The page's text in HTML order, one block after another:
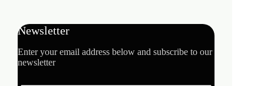
Newsletter
Enter your email address below and subscribe to our
newsletter